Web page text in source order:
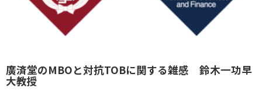
廣済堂のMBOと対抗TOBに関する雑感 鈴木一功早
大教授